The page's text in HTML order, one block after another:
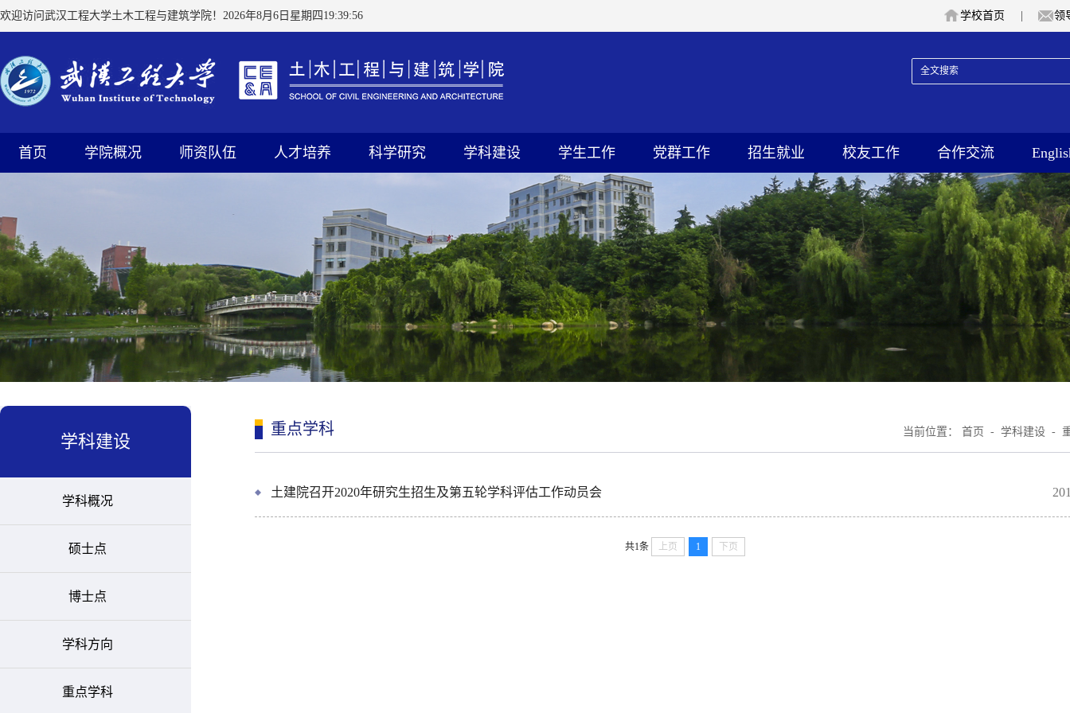
欢迎访问武汉工程大学土木工程与建筑学院！ 2026年8月6日星期四19:39:56 学校首页 领
首页 学院概况 师资队伍 人才培养 科学研究 学科建设 学生工作 党群工作 招生就业 校友工作 合作交流
学科建设
学科概况
硕士点
博士点
学科方向
重点学科
重点学科 当前位置： 首页 - 学科建设 -
土建院召开2020年研究生招生及第五轮学科评估工作动员会
共1条 上页 1 下页